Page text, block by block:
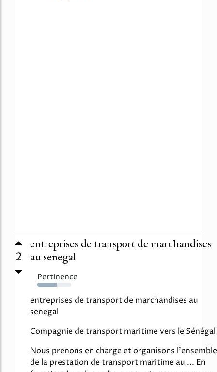
2
entreprises de transport de marchandises
au senegal
Pertinence
57%
entreprises de transport de marchandises au
senegal
Compagnie de transport maritime vers le Sénégal
Nous prenons en charge et organisons l'ensemble
de la prestation de transport maritime au ... En